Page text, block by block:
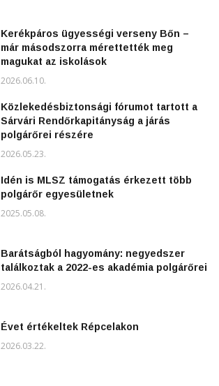
Kerékpáros ügyességi verseny Bőn –
már másodszorra mérettették meg
magukat az iskolások
2026.06.10.
Közlekedésbiztonsági fórumot tartott a
Sárvári Rendőrkapitányság a járás
polgárőrei részére
2026.05.23.
Idén is MLSZ támogatás érkezett több
polgárőr egyesületnek
2025.05.08.
Barátságból hagyomány: negyedszer
találkoztak a 2022-es akadémia polgárőrei
2026.04.21.
Évet értékeltek Répcelakon
2026.03.22.